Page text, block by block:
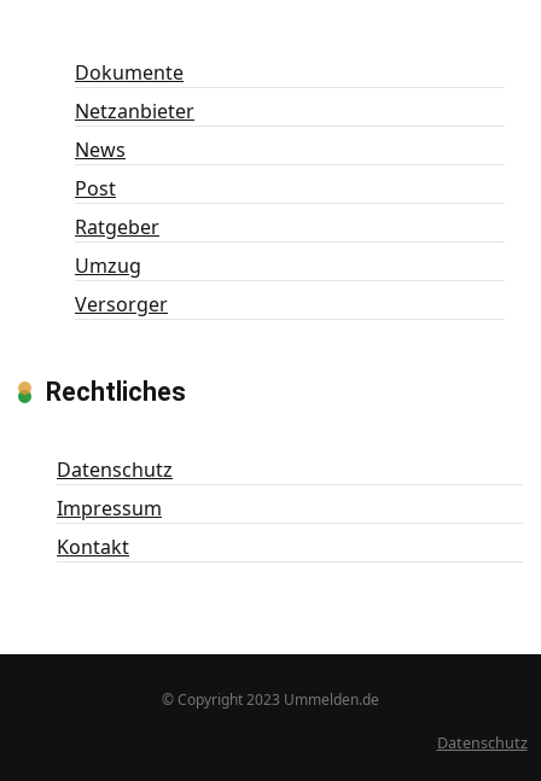
Dokumente
Netzanbieter
News
Post
Ratgeber
Umzug
Versorger
Rechtliches
Datenschutz
Impressum
Kontakt
© Copyright 2023 Ummelden.de
Datenschutz